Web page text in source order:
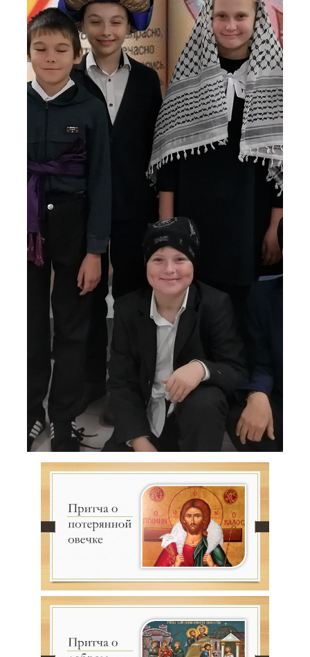
Современная уютная
гостиная
В этой гостиной мы
совместили минимализм и
уют, создавая
пространство, где семья
собирается и проводит
незабываемое время
Минималистичная
спальня
В этой спальне